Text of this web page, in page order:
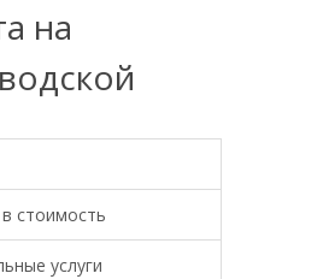
на
стоимость
услуги